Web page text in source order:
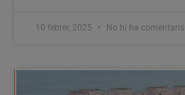
10 febrer, 2025 No hi ha comentaris